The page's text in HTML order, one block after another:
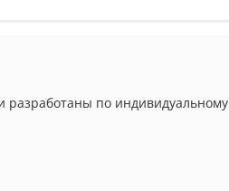
по индивидуальному